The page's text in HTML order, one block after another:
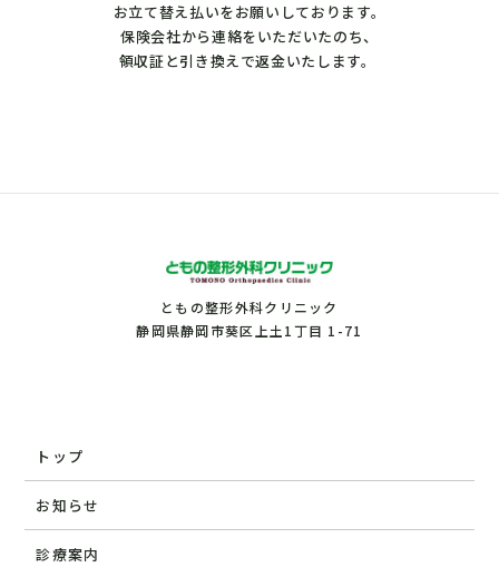
お立て替え払いをお願いしております。
保険会社から連絡をいただいたのち、
領収証と引き換えで返金いたします。
ともの整形外科クリニック
静岡県静岡市葵区上土1丁目 1-71
トップ
お知らせ
診療案内